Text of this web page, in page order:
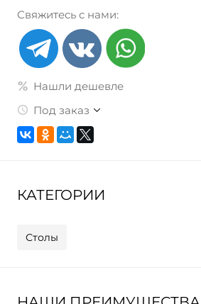
Свяжитесь с нами:
Нашли дешевле
Под заказ
КАТЕГОРИИ
Столы